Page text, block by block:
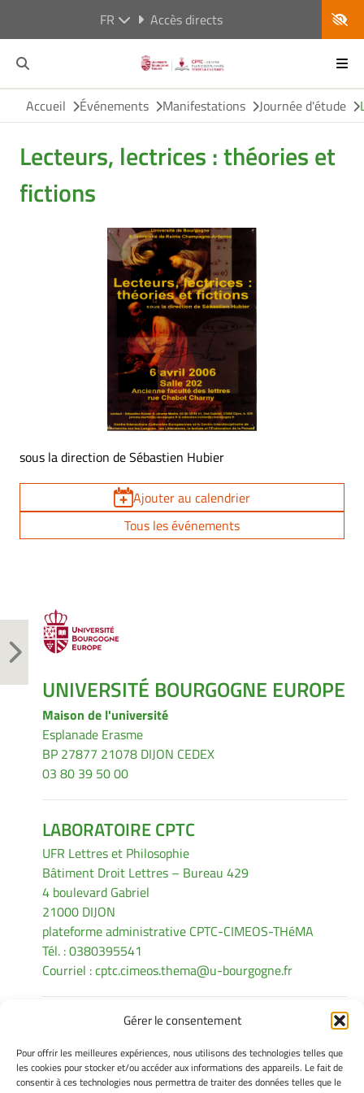
Gérer le consentement
Pour offrir les meilleures expériences, nous utilisons des technologies telles que
les cookies pour stocker et/ou accéder aux informations des appareils. Le fait de
consentir à ces technologies nous permettra de traiter des données telles que le
FR Accès directs
Accueil Événements Manifestations Journée d'étude
Lecteurs, lectrices : théories et
fictions
sous la direction de Sébastien Hubier
Ajouter au calendrier
Tous les événements
UNIVERSITÉ BOURGOGNE EUROPE
Maison de l'université
Esplanade Erasme
BP 27877 21078 DIJON CEDEX
03 80 39 50 00
LABORATOIRE CPTC
UFR Lettres et Philosophie
Bâtiment Droit Lettres – Bureau 429
4 boulevard Gabriel
21000 DIJON
plateforme administrative CPTC-CIMEOS-THéMA
Tél. : 0380395541
Courriel :cptc.cimeos.thema@u-bourgogne.fr
INFORMATIONS LÉGALES
Mentions légales
Gérer mes cookies